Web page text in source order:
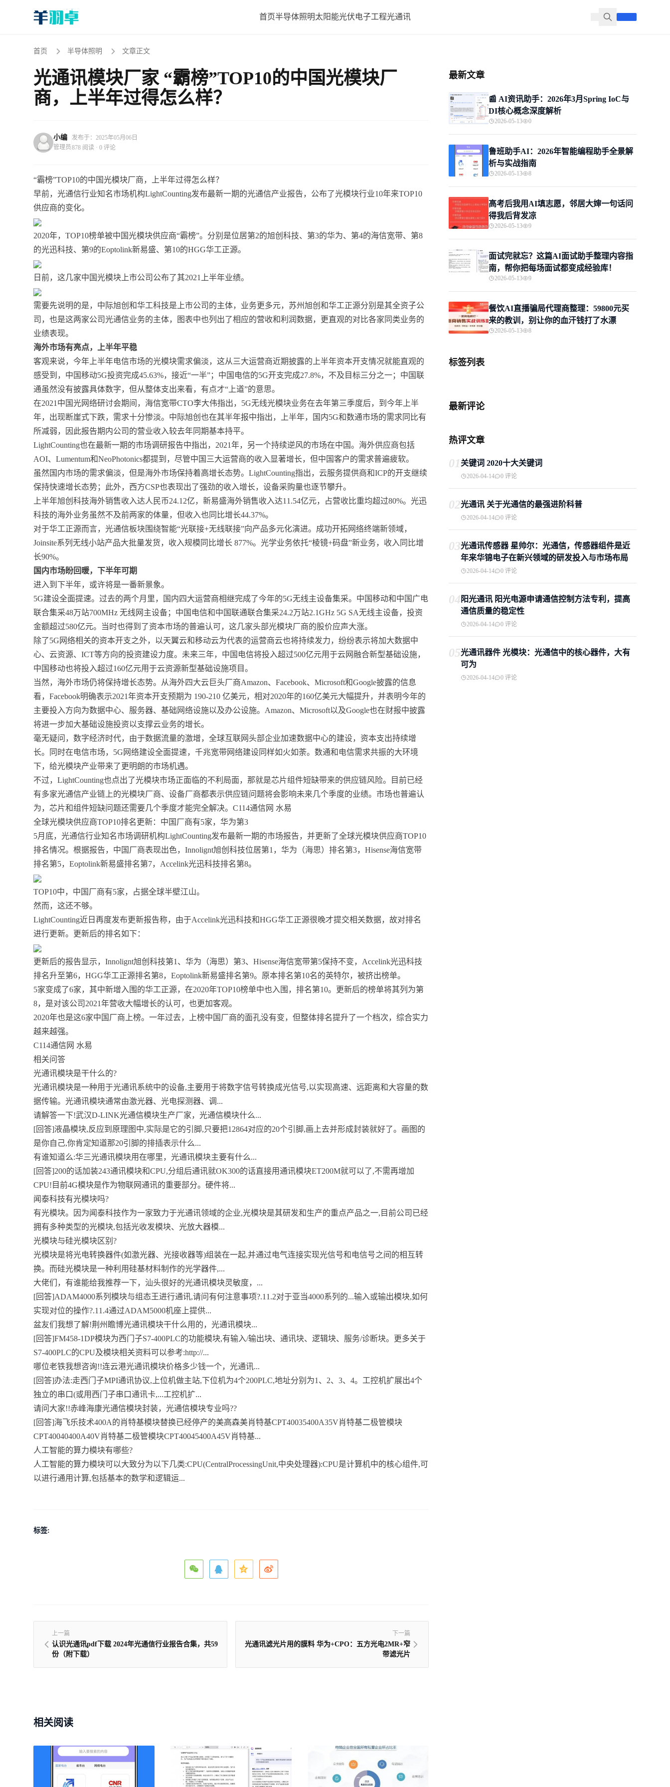
首页半导体照明太阳能光伏电子工程光通讯
首页 半导体照明 文章正文
光通讯模块厂家 “霸榜”TOP10的中国光模块厂
商，上半年过得怎么样？
小编
管理员
发布于：2025年05月06日
878 阅读 · 0 评论
“霸榜”TOP10的中国光模块厂商，上半年过得怎么样？
早前，光通信行业知名市场机构LightCounting发布最新一期的光通信产业报告，公布了光模块行业10年来TOP10
供应商的变化。
2020年，TOP10榜单被中国光模块供应商“霸榜”。分别是位居第2的旭创科技、第3的华为、第4的海信宽带、第8
的光迅科技、第9的Eoptolink新易盛、第10的HGG华工正源。
日前，这几家中国光模块上市公司公布了其2021上半年业绩。
需要先说明的是，中际旭创和华工科技是上市公司的主体，业务更多元，苏州旭创和华工正源分别是其全资子公
司，也是这两家公司光通信业务的主体，图表中也列出了相应的营收和利润数据，更直观的对比各家同类业务的
业绩表现。
海外市场有亮点，上半年平稳
客观来说，今年上半年电信市场的光模块需求偏淡，这从三大运营商近期披露的上半年资本开支情况就能直观的
感受到，中国移动5G投资完成45.63%，接近“一半”；中国电信的5G开支完成27.8%，不及目标三分之一；中国联
通虽然没有披露具体数字，但从整体支出来看，有点才“上道”的意思。
在2021中国光网络研讨会期间，海信宽带CTO李大伟指出，5G无线光模块业务在去年第三季度后，到今年上半
年，出现断崖式下跌，需求十分惨淡。中际旭创也在其半年报中指出，上半年，国内5G和数通市场的需求同比有
所减弱，因此报告期内公司的营业收入较去年同期基本持平。
LightCounting也在最新一期的市场调研报告中指出，2021年，另一个持续逆风的市场在中国。海外供应商包括
AOI、Lumentum和NeoPhotonics都提到，尽管中国三大运营商的收入显著增长，但中国客户的需求普遍疲软。
虽然国内市场的需求偏淡，但是海外市场保持着高增长态势。LightCounting指出，云服务提供商和ICP的开支继续
保持快速增长态势；此外，西方CSP也表现出了强劲的收入增长，设备采购量也逐节攀升。
上半年旭创科技海外销售收入达人民币24.12亿，新易盛海外销售收入达11.54亿元，占营收比重均超过80%。光迅
科技的海外业务虽然不及前两家的体量，但收入也同比增长44.37%。
对于华工正源而言，光通信板块围绕智能“光联接+无线联接”向产品多元化演进。成功开拓网络终端新领域，
Joinsite系列无线小站产品大批量发货，收入规模同比增长 877%。光学业务依托“棱镜+码盘”新业务，收入同比增
长90%。
国内市场盼回暖，下半年可期
进入到下半年，或许将是一番新景象。
5G建设全面提速。过去的两个月里，国内四大运营商相继完成了今年的5G无线主设备集采。中国移动和中国广电
联合集采48万站700MHz 无线网主设备；中国电信和中国联通联合集采24.2万站2.1GHz 5G SA无线主设备，投资
金额超过580亿元。当时也得到了资本市场的普遍认可，这几家头部光模块厂商的股价应声大涨。
除了5G网络相关的资本开支之外，以天翼云和移动云为代表的运营商云也将持续发力，纷纷表示将加大数据中
心、云资源、ICT等方向的投资建设力度。未来三年，中国电信将投入超过500亿元用于云网融合新型基础设施，
中国移动也将投入超过160亿元用于云资源新型基础设施项目。
当然，海外市场仍将保持增长态势。从海外四大云巨头厂商Amazon、Facebook、Microsoft和Google披露的信息
看，Facebook明确表示2021年资本开支预期为 190-210 亿美元，相对2020年的160亿美元大幅提升，并表明今年的
主要投入方向为数据中心、服务器、基础网络设施以及办公设施。Amazon、Microsoft以及Google也在财报中披露
将进一步加大基础设施投资以支撑云业务的增长。
毫无疑问，数字经济时代，由于数据流量的激增，全球互联网头部企业加速数据中心的建设，资本支出持续增
长。同时在电信市场，5G网络建设全面提速，千兆宽带网络建设同样如火如荼。数通和电信需求共振的大环境
下，给光模块产业带来了更明朗的市场机遇。
不过，LightCounting也点出了光模块市场正面临的不利局面，那就是芯片组件短缺带来的供应链风险。目前已经
有多家光通信产业链上的光模块厂商、设备厂商都表示供应链问题将会影响未来几个季度的业绩。市场也普遍认
为，芯片和组件短缺问题还需要几个季度才能完全解决。C114通信网 水易
全球光模块供应商TOP10排名更新：中国厂商有5家，华为第3
5月底，光通信行业知名市场调研机构LightCounting发布最新一期的市场报告，并更新了全球光模块供应商TOP10
排名情况。根据报告，中国厂商表现出色，Innolignt旭创科技位居第1，华为（海思）排名第3，Hisense海信宽带
排名第5，Eoptolink新易盛排名第7，Accelink光迅科技排名第8。
TOP10中，中国厂商有5家，占据全球半壁江山。
然而，这还不够。
LightCounting近日再度发布更新报告称，由于Accelink光迅科技和HGG华工正源很晚才提交相关数据，故对排名
进行更新。更新后的排名如下：
更新后的报告显示，Innolignt旭创科技第1、华为（海思）第3、Hisense海信宽带第5保持不变，Accelink光迅科技
排名升至第6，HGG华工正源排名第8，Eoptolink新易盛排名第9。原本排名第10名的英特尔，被挤出榜单。
5家变成了6家，其中新增入围的华工正源，在2020年TOP10榜单中也入围，排名第10。更新后的榜单将其列为第
8，是对该公司2021年营收大幅增长的认可，也更加客观。
2020年也是这6家中国厂商上榜。一年过去，上榜中国厂商的面孔没有变，但整体排名提升了一个档次，综合实力
越来越强。
C114通信网 水易
相关问答
光通讯模块是干什么的?
光通讯模块是一种用于光通讯系统中的设备,主要用于将数字信号转换成光信号,以实现高速、远距离和大容量的数
据传输。光通讯模块通常由激光器、光电探测器、调...
请解答一下!武汉D-LINK光通信模块生产厂家，光通信模块什么...
[回答]液晶模块,反应到原理图中,实际是它的引脚,只要把12864对应的20个引脚,画上去并形成封装就好了。画图的
是你自己,你肯定知道那20引脚的排插表示什么...
有谁知道么:华三光通讯模块用在哪里，光通讯模块主要有什么...
[回答]200的话加装243通讯模块和CPU,分组后通讯就OK300的话直接用通讯模块ET200M就可以了,不需再增加
CPU!目前4G模块是作为物联网通讯的重要部分。硬件将...
闻泰科技有光模块吗?
有光模块。因为闻泰科技作为一家致力于光通讯领域的企业,光模块是其研发和生产的重点产品之一,目前公司已经
拥有多种类型的光模块,包括光收发模块、光放大器模...
光模块与硅光模块区别?
光模块是将光电转换器件(如激光器、光接收器等)组装在一起,并通过电气连接实现光信号和电信号之间的相互转
换。而硅光模块是一种利用硅基材料制作的光学器件,...
大佬们，有谁能给我推荐一下，汕头很好的光通讯模块灵敏度，...
[回答]ADAM4000系列模块与组态王进行通讯,请问有何注意事项?.11.2对于亚当4000系列的...输入或输出模块,如何
实现对位的操作?.11.4通过ADAM5000机座上提供...
盆友们我想了解!荆州瞻博光通讯模块干什么用的，光通讯模块...
[回答]FM458-1DP模块为西门子S7-400PLC的功能模块,有输入/输出块、通讯块、逻辑块、服务/诊断块。更多关于
S7-400PLC的CPU及模块相关资料可以参考:http://...
哪位老铁我想咨询!!连云港光通讯模块价格多少钱一个，光通讯...
[回答]办法:走西门子MPI通讯协议,上位机做主站,下位机为4个200PLC,地址分别为1、2、3、4。工控机扩展出4个
独立的串口(或用西门子串口通讯卡,...工控机扩...
请问大家!!赤峰海康光通信模块封装，光通信模块专业吗??
[回答]海飞乐技术400A的肖特基模块替换已经停产的美高森美肖特基CPT40035400A35V肖特基二极管模块
CPT40040400A40V肖特基二极管模块CPT40045400A45V肖特基...
人工智能的算力模块有哪些?
人工智能的算力模块可以大致分为以下几类:CPU(CentralProcessingUnit,中央处理器):CPU是计算机中的核心组件,可
以进行通用计算,包括基本的数学和逻辑运...
标签:
上一篇
认识光通讯pdf下载 2024年光通信行业报告合集，共59
份（附下载）
下一篇
光通讯滤光片用的膜料 华为+CPO：五方光电2MR+窄
带滤光片
相关阅读
最新文章
📰 AI资讯助手：2026年3月Spring IoC与
DI核心概念深度解析
2026-05-13 0
鲁班助手AI：2026年智能编程助手全景解
析与实战指南
2026-05-13 8
高考后我用AI填志愿，邻居大婶一句话问
得我后背发凉
2026-05-13 9
面试完就忘？这篇AI面试助手整理内容指
南，帮你把每场面试都变成经验库！
2026-05-13 9
餐饮AI直播骗局代理商整理：59800元买
来的教训，别让你的血汗钱打了水漂
2026-05-13 8
标签列表
最新评论
热评文章
01关键词 2020十大关键词
2026-04-14 0 评论
02光通讯 关于光通信的最强进阶科普
2026-04-14 0 评论
03光通讯传感器 星帅尔：光通信，传感器组件是近
年来华锦电子在新兴领域的研发投入与市场布局
2026-04-14 0 评论
04 阳光通讯 阳光电源申请通信控制方法专利，提高
通信质量的稳定性
2026-04-14 0 评论
05光通讯器件 光模块：光通信中的核心器件，大有
可为
2026-04-14 0 评论